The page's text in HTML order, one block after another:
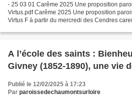
- 25 03 01 Carême 2025 Une proposition paroissiale - suivre
Virtus.pdf Carême 2025 Une proposition paroissiale : suivre le parcours
Virtus F à partir du mercredi des Cendres caremevirtus.fr Inscription
A l’école des saints :
Givney (1852-1890), une vie
Publié le 12/02/2025 à 17:23
Par paroissedechaumontsurloire